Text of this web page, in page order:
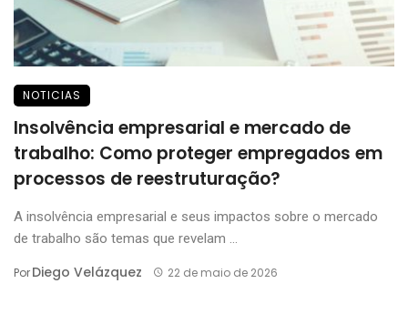
NOTICIAS
Insolvência empresarial e mercado de
trabalho: Como proteger empregados em
processos de reestruturação?
A insolvência empresarial e seus impactos sobre o mercado
de trabalho são temas que revelam ...
PorDiego Velázquez 22 de maio de 2026